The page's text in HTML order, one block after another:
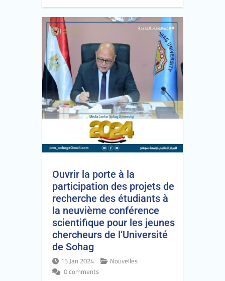
Ouvrir la porte à la
participation des projets de
recherche des étudiants à
la neuvième conférence
scientifique pour les jeunes
chercheurs de l’Université
de Sohag
15 Jan 2024
Nouvelles
0 comments